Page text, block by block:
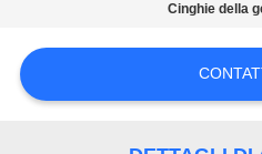
CHIEDI UN
PREVENTIVO
Cinghie della